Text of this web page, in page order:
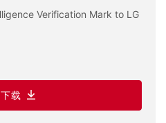
Verification Mark to LG
下载